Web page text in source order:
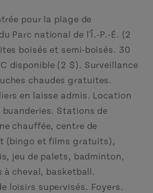
pour la plage de
Parc national de l'Î.-P.-É. (2
boisés et semi-boisés. 30
disponible (2 $). Surveillance
chaudes gratuites.
en laisse admis. Location
buanderies. Stations de
chauffée, centre de
(bingo et films gratuits),
jeu de palets, badminton,
à cheval, basketball.
loisirs supervisés. Foyers.